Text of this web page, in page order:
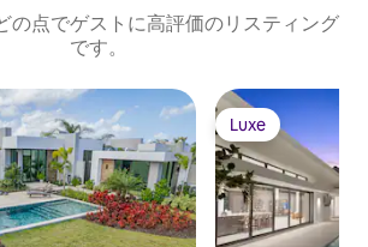
の点でゲストに高評価のリスティング
です。
Luxe
Luxe